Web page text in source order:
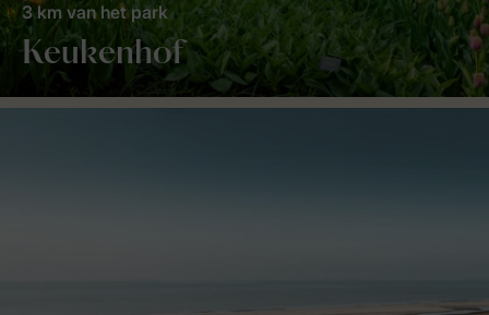
Keukenhof
3 km van het park